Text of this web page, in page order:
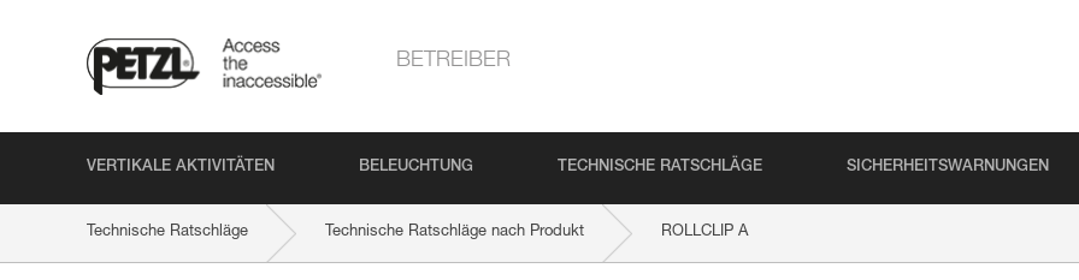
BETREIBER
VERTIKALE AKTIVITÄTEN BELEUCHTUNG TECHNISCHE RATSCHLÄGE SICHERHEITSWARNUNGEN
Technische Ratschläge Technische Ratschläge nach Produkt ROLLCLIP A